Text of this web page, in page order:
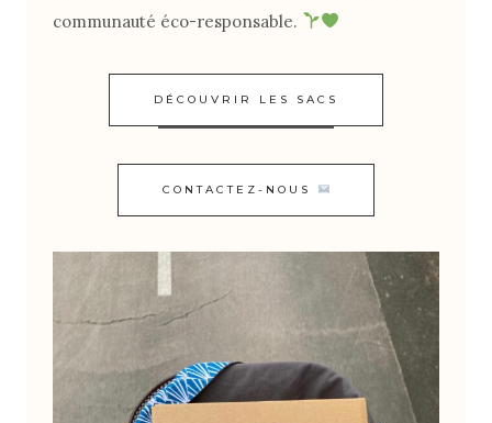
communauté éco-responsable.
DÉCOUVRIR LES SACS
CONTACTEZ-NOUS